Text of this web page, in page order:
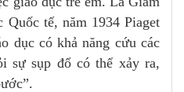
Quốc tế, năm 1934 Piaget
dục có khả năng cứu các
sự sụp đổ có thể xảy ra,